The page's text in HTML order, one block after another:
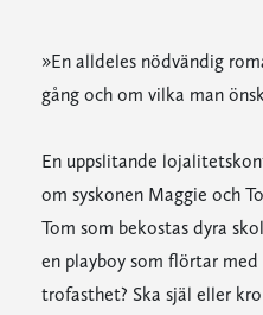
»En alldeles nödvändig
gång och om vilka man
En uppslitande
om syskonen Maggie och
Tom som bekostas dyra
en playboy som flörtar
trofasthet? Ska själ eller